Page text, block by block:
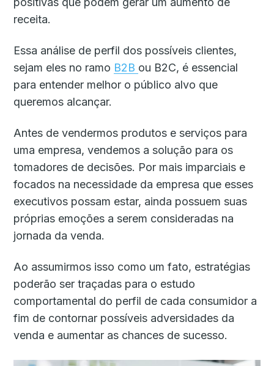
receita.
Essa análise de perfil dos possíveis clientes,
sejam eles no ramo B2B ou B2C, é essencial
para entender melhor o público alvo que
queremos alcançar.
Antes de vendermos produtos e serviços para
uma empresa, vendemos a solução para os
tomadores de decisões. Por mais imparciais e
focados na necessidade da empresa que esses
executivos possam estar, ainda possuem suas
próprias emoções a serem consideradas na
jornada da venda.
Ao assumirmos isso como um fato, estratégias
poderão ser traçadas para o estudo
comportamental do perfil de cada consumidor a
fim de contornar possíveis adversidades da
venda e aumentar as chances de sucesso.